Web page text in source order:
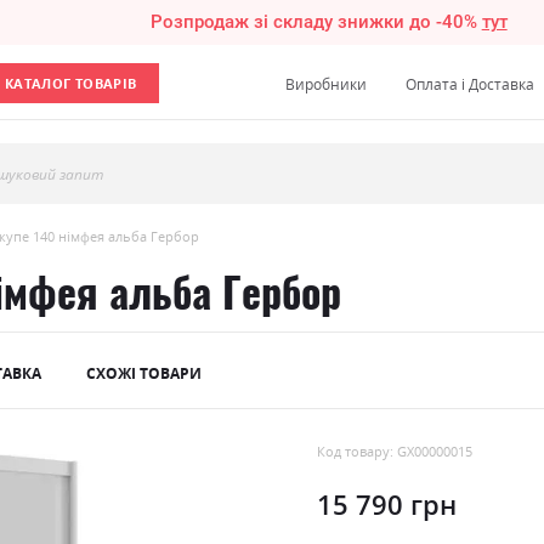
Розпродаж зі складу знижки до -40% тут
КАТАЛОГ ТОВАРІВ Виробники Оплата і Доставка
запит
140 німфея альба Гербор
альба Гербор
СХОЖІ ТОВАРИ
Код товару: GX00000015
15 790 грн